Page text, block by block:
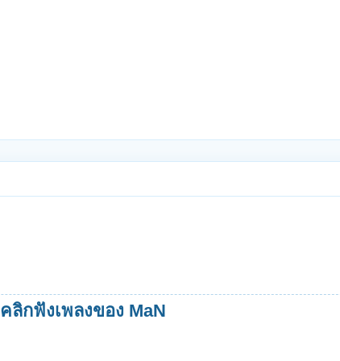
คลิกฟังเพลงของ MaN